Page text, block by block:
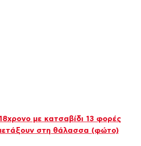
με κατσαβίδι 13 φορές
στη θάλασσα (φώτο)